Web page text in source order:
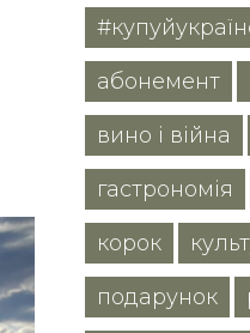
абонемент
вино і війна
гастрономія
корок
подарунок